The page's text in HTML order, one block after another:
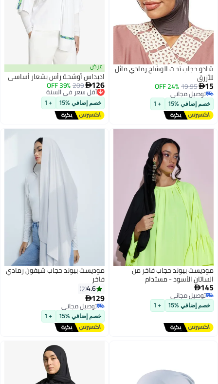
شادو حجاب تحت الوشاح رمادي مائل
للأزرق
15
19.95
24% OFF
توصيل مجاني
توصيل مجاني
خصم إضافي %15 + 1
3
عرض
اديداس أوشحة رأس بشعار أساسي
126
209
39% OFF
أقل سعر في السنة
توصيل مجاني
أقل سعر في السنة
خصم إضافي %15 + 1
4
موديست بيوند حجاب فاخر من
الساتان الأسود - مستدام
145
توصيل مجاني
توصيل مجاني
خصم إضافي %15 + 1
6
موديست بيوند حجاب شيفون رمادي
فاخر
4.6
2
129
توصيل مجاني
توصيل مجاني
خصم إضافي %15 + 1